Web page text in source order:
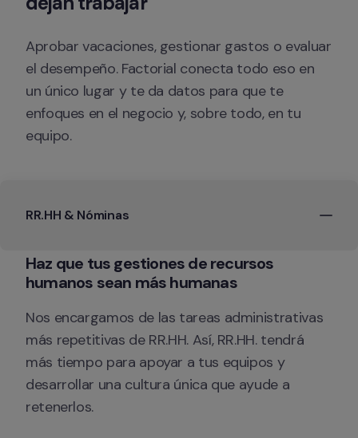
Aprobar vacaciones, gestionar gastos o evaluar
el desempeño. Factorial conecta todo eso en
un único lugar y te da datos para que te
enfoques en el negocio y, sobre todo, en tu
equipo.
RR.HH & Nóminas
Haz que tus gestiones de recursos
humanos sean más humanas
Nos encargamos de las tareas administrativas
más repetitivas de RR.HH. Así, RR.HH. tendrá
más tiempo para apoyar a tus equipos y
desarrollar una cultura única que ayude a
retenerlos.